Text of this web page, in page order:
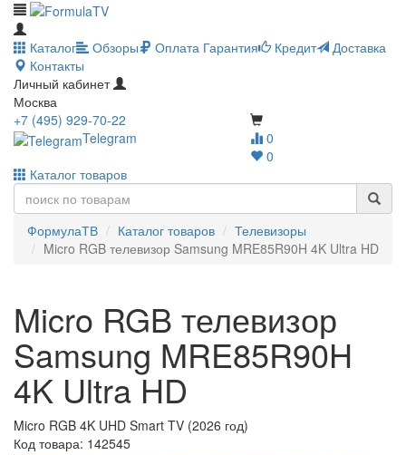
Каталог Обзоры Оплата Гарантия Кредит
Доставка
Контакты
Личный кабинет
Москва
0
0
+7 (495) 929-70-22
Telegram
Каталог товаров
ФормулаТВ Каталог товаров
Телевизоры
Micro RGB телевизор Samsung MRE85R90H 4K Ultra HD
Micro RGB телевизор
Samsung MRE85R90H
4K Ultra HD
Micro RGB 4K UHD Smart TV (2026 год)
Код товара: 142545